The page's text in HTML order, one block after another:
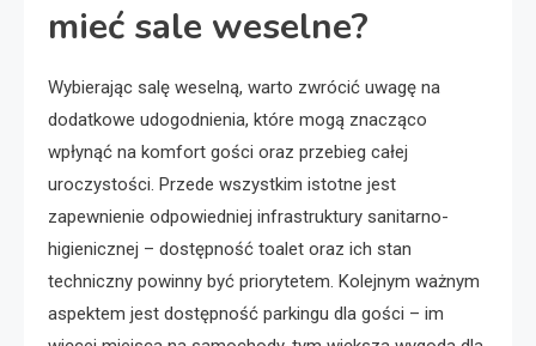
mieć sale weselne?
Wybierając salę weselną, warto zwrócić uwagę na
dodatkowe udogodnienia, które mogą znacząco
wpłynąć na komfort gości oraz przebieg całej
uroczystości. Przede wszystkim istotne jest
zapewnienie odpowiedniej infrastruktury sanitarno-
higienicznej – dostępność toalet oraz ich stan
techniczny powinny być priorytetem. Kolejnym ważnym
aspektem jest dostępność parkingu dla gości – im